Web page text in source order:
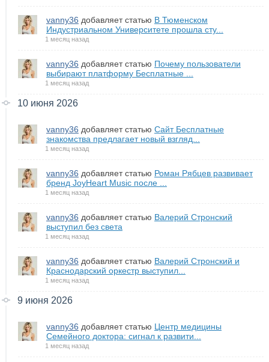
vanny36 добавляет статью В Тюменском
Индустриальном Университете прошла сту...
1 месяц назад
vanny36 добавляет статью Почему пользователи
выбирают платформу Бесплатные ...
1 месяц назад
10 июня 2026
vanny36 добавляет статью Сайт Бесплатные
знакомства предлагает новый взгляд...
1 месяц назад
vanny36 добавляет статью Роман Рябцев развивает
бренд JoyHeart Music после ...
1 месяц назад
vanny36 добавляет статью Валерий Стронский
выступил без света
1 месяц назад
vanny36 добавляет статью Валерий Стронский и
Краснодарский оркестр выступил...
1 месяц назад
9 июня 2026
vanny36 добавляет статью Центр медицины
Семейного доктора: сигнал к развити...
1 месяц назад